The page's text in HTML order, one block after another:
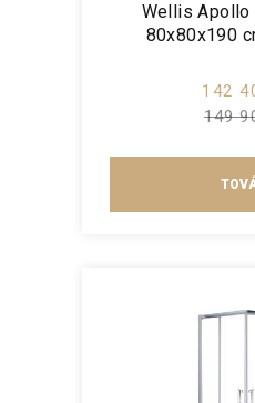
Wellis Apollo
80x80x190
142
149